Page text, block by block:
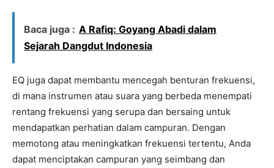
Baca juga : A Rafiq: Goyang Abadi dalam
Sejarah Dangdut Indonesia
EQ juga dapat membantu mencegah benturan frekuensi,
di mana instrumen atau suara yang berbeda menempati
rentang frekuensi yang serupa dan bersaing untuk
mendapatkan perhatian dalam campuran. Dengan
memotong atau meningkatkan frekuensi tertentu, Anda
dapat menciptakan campuran yang seimbang dan